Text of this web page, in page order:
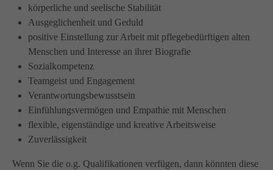
Über uns
Wir haben uns als ambulanter Pflegedienst auf
Wohngemeinschaften für Senioren spezialisiert. Mit der
das wirGUTES
tun.
körperliche und seelische Stabilität
Ausgeglichenheit und Geduld
positive Einstellung zur Arbeit mit pflegebedürftigen alten
Menschen und Interesse an ihrer Biografie
Sozialkompetenz
Teamgeist und Engagement
Verantwortungsbewusstsein
Einfühlungsvermögen und Empathie mit Menschen
flexible, eigenständige und kreative Arbeitsweise
Zuverlässigkeit
Wenn Sie die o.g. Qualifikationen verfügen, dann könnten diese